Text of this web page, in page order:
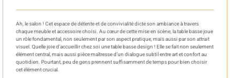
Ah, le salon ! Cet espace de détente et de convivialité dicte son ambiance à travers
chaque meuble et accessoire choisi. Au cœur de cette mise en scène, la table basse joue
un rôle fondamental, non seulement par son aspect pratique, mais aussi par son attrait
visuel. Quelle joie d’accueillir chez soi une table basse design ! Elle se fait non seulement
élément central, mais aussi pièce maîtresse d’un dialogue subtil entre art et confort au
quotidien. Pourtant, peu de gens prennent suffisamment de temps pour bien choisir
cet élément crucial.